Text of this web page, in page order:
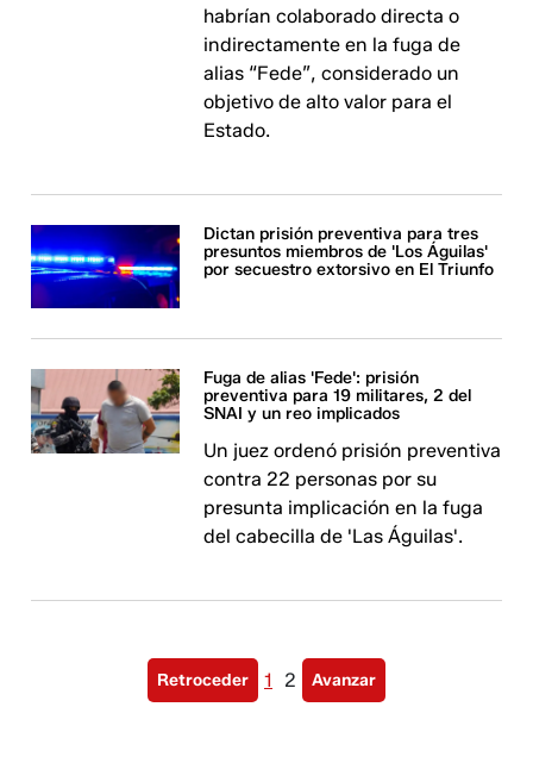
habrían colaborado directa o
indirectamente en la fuga de
alias “Fede”, considerado un
objetivo de alto valor para el
Estado.
Dictan prisión preventiva para tres
presuntos miembros de 'Los Águilas'
por secuestro extorsivo en El Triunfo
Fuga de alias 'Fede': prisión
preventiva para 19 militares, 2 del
SNAI y un reo implicados
Un juez ordenó prisión preventiva
contra 22 personas por su
presunta implicación en la fuga
del cabecilla de 'Las Águilas'.
Retroceder 1 2 Avanzar